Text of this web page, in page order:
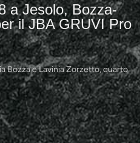
a Jesolo, Bozza-
il JBA GRUVI Pro
Bozza e Lavinia Zorzetto, quarto